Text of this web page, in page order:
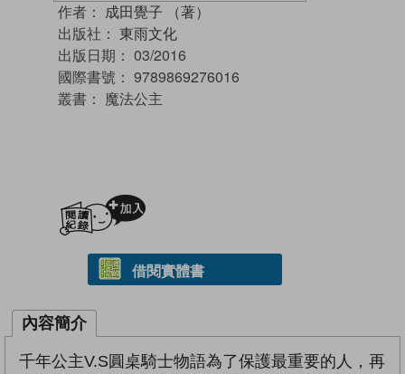
作者： 成田覺子 （著）
出版社： 東雨文化
出版日期： 03/2016
國際書號： 9789869276016
叢書： 魔法公主
借閱實體書
內容簡介
千年公主V.S圓桌騎士物語為了保護最重要的人，再